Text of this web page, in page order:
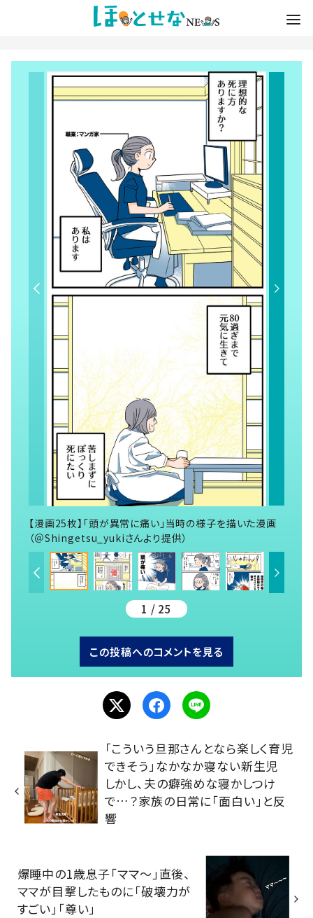
【漫画25枚】「頭が異常に痛い」当時の様子を描いた漫画
（＠Shingetsu_yukiさんより提供）
1 / 25
この投稿へのコメントを見る
「こういう旦那さんとなら楽しく育児
できそう」なかなか寝ない新生児
しかし、夫の癖強めな寝かしつけ
で…？家族の日常に「面白い」と反
響
爆睡中の1歳息子「ママ～」直後、
ママが目撃したものに「破壊力が
すごい」「尊い」